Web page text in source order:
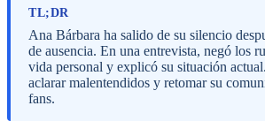
TL;DR
Ana Bárbara ha salido de su silencio
de ausencia. En una entrevista, negó los
vida personal y explicó su situación
aclarar malentendidos y retomar su
fans.